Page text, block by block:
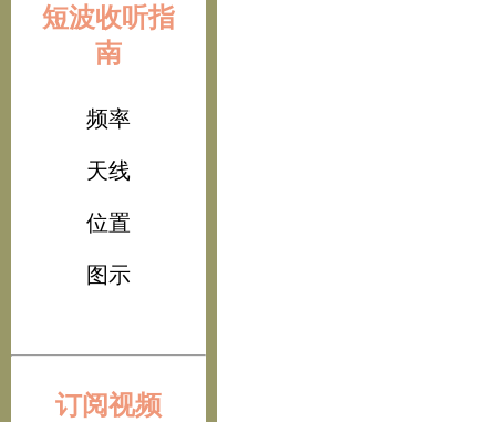
短波收听指
南
频率
天线
位置
图示
订阅视频